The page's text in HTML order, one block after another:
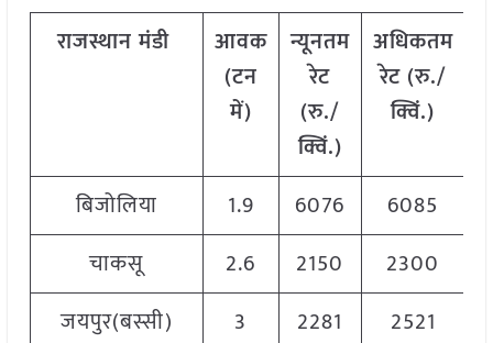
राजस्थानमंडी
आवक
(टन
में)
न्यूनतम
रेट
(रु./
क्विं.)
अधिकतम
रेट (रु./
क्विं.)
बिजोलिया
1.9 6076 6085
चाकसू
2.6 2150 2300
जयपुर(बस्सी)
3 2281 2521